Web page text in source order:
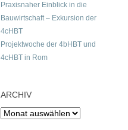
Praxisnaher Einblick in die
Bauwirtschaft – Exkursion der
4cHBT
Projektwoche der 4bHBT und
4cHBT in Rom
ARCHIV
Archiv